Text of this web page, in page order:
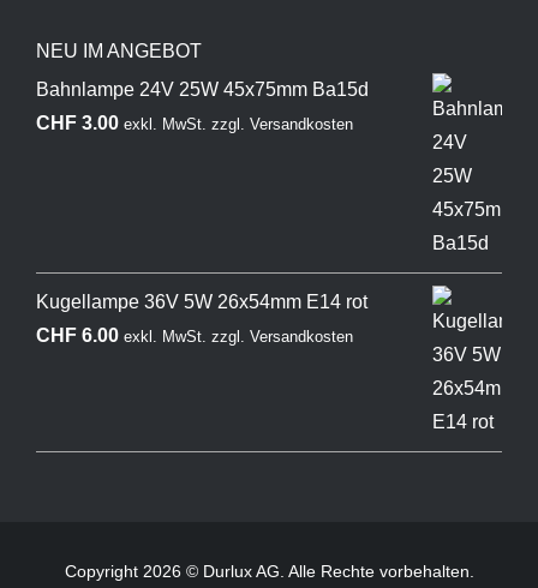
NEU IM ANGEBOT
Bahnlampe 24V 25W 45x75mm Ba15d
CHF3.00 exkl. MwSt. zzgl. Versandkosten
Kugellampe 36V 5W 26x54mm E14 rot
CHF6.00 exkl. MwSt. zzgl. Versandkosten
Copyright 2026 © Durlux AG. Alle Rechte vorbehalten.